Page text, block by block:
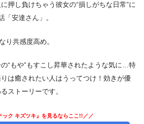
押し負けちゃう彼女の“損しがちな日常”に
「安達さん」。
り共感度高め。
“もや”もすこし昇華されたような気に…特
は癒されたい人はうってつけ！効きが優
ストーリーです。
ック キズツキ』を見るならここ!!／／